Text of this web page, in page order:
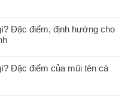
Đặc điểm, định hướng cho
Đặc điểm của mũi tên cá